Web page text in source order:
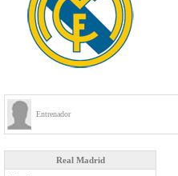
Entrenador
Real Madrid